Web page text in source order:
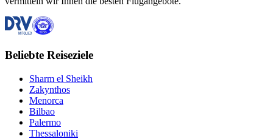
Beliebte Reiseziele
Sharm el Sheikh
Zakynthos
Menorca
Bilbao
Palermo
Thessaloniki